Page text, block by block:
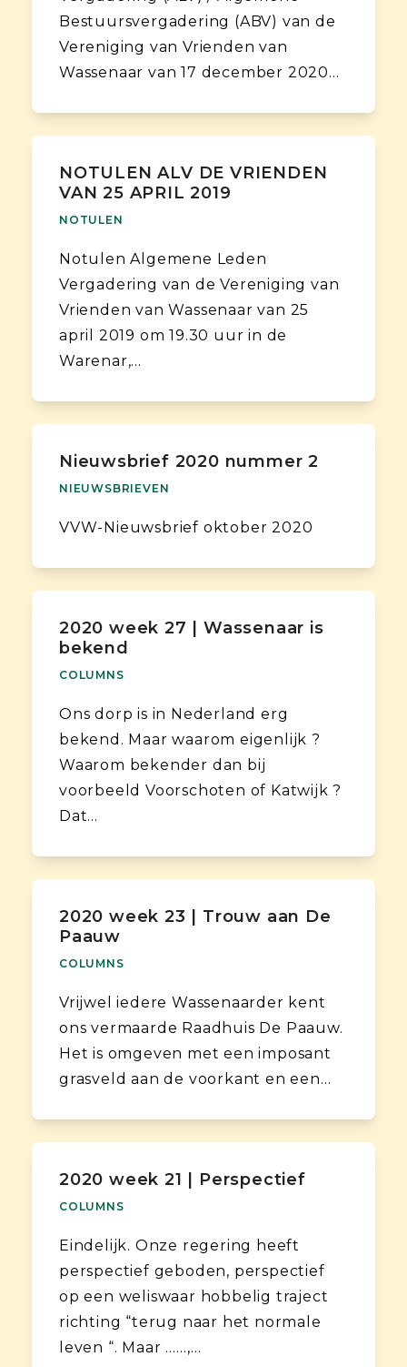
Bestuursvergadering (ABV) van de
Vereniging van Vrienden van
Wassenaar van 17 december 2020…
NOTULEN ALV DE VRIENDEN
VAN 25 APRIL 2019
NOTULEN
Notulen Algemene Leden
Vergadering van de Vereniging van
Vrienden van Wassenaar van 25
april 2019 om 19.30 uur in de
Warenar,…
Nieuwsbrief 2020 nummer 2
NIEUWSBRIEVEN
VVW-Nieuwsbrief oktober 2020
2020 week 27 | Wassenaar is
bekend
COLUMNS
Ons dorp is in Nederland erg
bekend. Maar waarom eigenlijk ?
Waarom bekender dan bij
voorbeeld Voorschoten of Katwijk ?
Dat…
2020 week 23 | Trouw aan De
Paauw
COLUMNS
Vrijwel iedere Wassenaarder kent
ons vermaarde Raadhuis De Paauw.
Het is omgeven met een imposant
grasveld aan de voorkant en een…
2020 week 21 | Perspectief
COLUMNS
Eindelijk. Onze regering heeft
perspectief geboden, perspectief
op een weliswaar hobbelig traject
richting “terug naar het normale
leven “. Maar ……,…